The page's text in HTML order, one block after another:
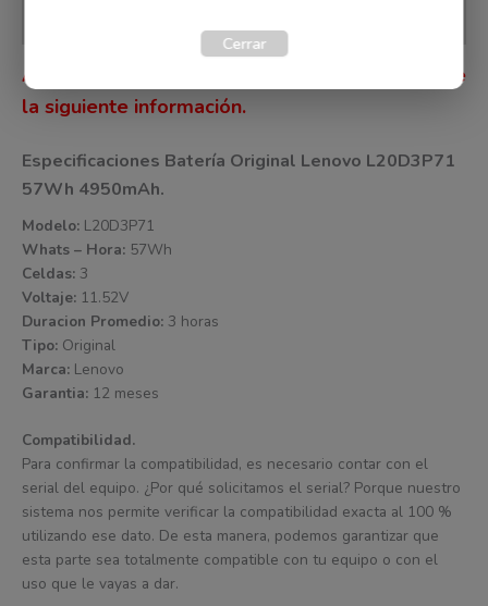
Antes de comprar, por favor lee detenidamente
la siguiente información.
Especificaciones Batería Original Lenovo L20D3P71
57Wh 4950mAh.
Modelo: L20D3P71
Whats – Hora: 57Wh
Celdas: 3
Voltaje: 11.52V
Duracion Promedio: 3 horas
Tipo: Original
Marca: Lenovo
Garantia: 12 meses
Compatibilidad.
Para confirmar la compatibilidad, es necesario contar con el
serial del equipo. ¿Por qué solicitamos el serial? Porque nuestro
sistema nos permite verificar la compatibilidad exacta al 100 %
utilizando ese dato. De esta manera, podemos garantizar que
esta parte sea totalmente compatible con tu equipo o con el
uso que le vayas a dar.
Cerrar